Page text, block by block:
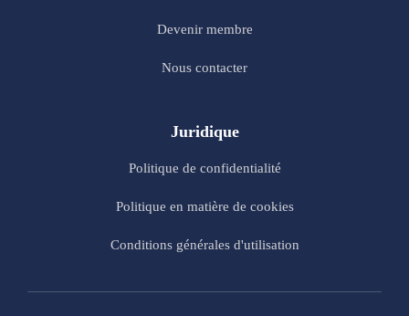
Devenir membre
Nous contacter
Juridique
Politique de confidentialité
Politique en matière de cookies
Conditions générales d'utilisation